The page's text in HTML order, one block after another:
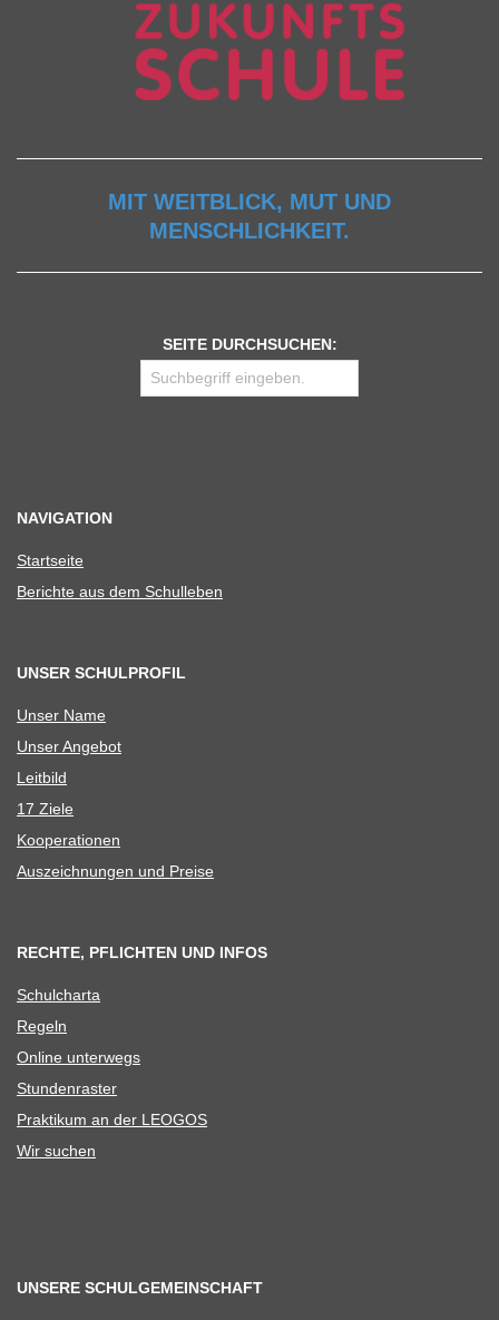
MIT WEITBLICK, MUT UND
MENSCHLICHKEIT.
SEITE DURCHSUCHEN:
NAVIGATION
Start­seite
Berichte aus dem Schulleben
UNSER SCHULPROFIL
Unser Name
Unser Ange­bot
Leit­bild
17 Ziele
Koope­ra­tio­nen
Aus­zeich­nun­gen und Preise
RECHTE, PFLICHTEN UND INFOS
Schul­charta
Regeln
Online unter­wegs
Stun­den­ras­ter
Prak­ti­kum an der LEOGOS
Wir suchen
UNSERE SCHULGEMEINSCHAFT